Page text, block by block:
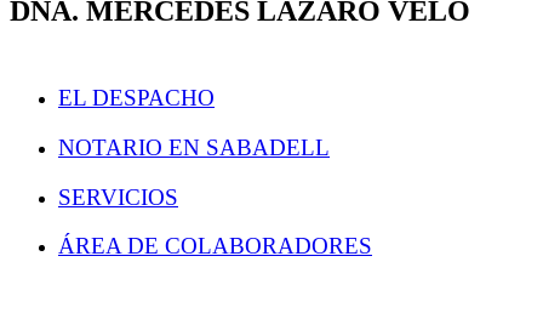
DÑA. MERCEDES LAZARO VELO
EL DESPACHO
NOTARIO EN SABADELL
SERVICIOS
ÁREA DE COLABORADORES